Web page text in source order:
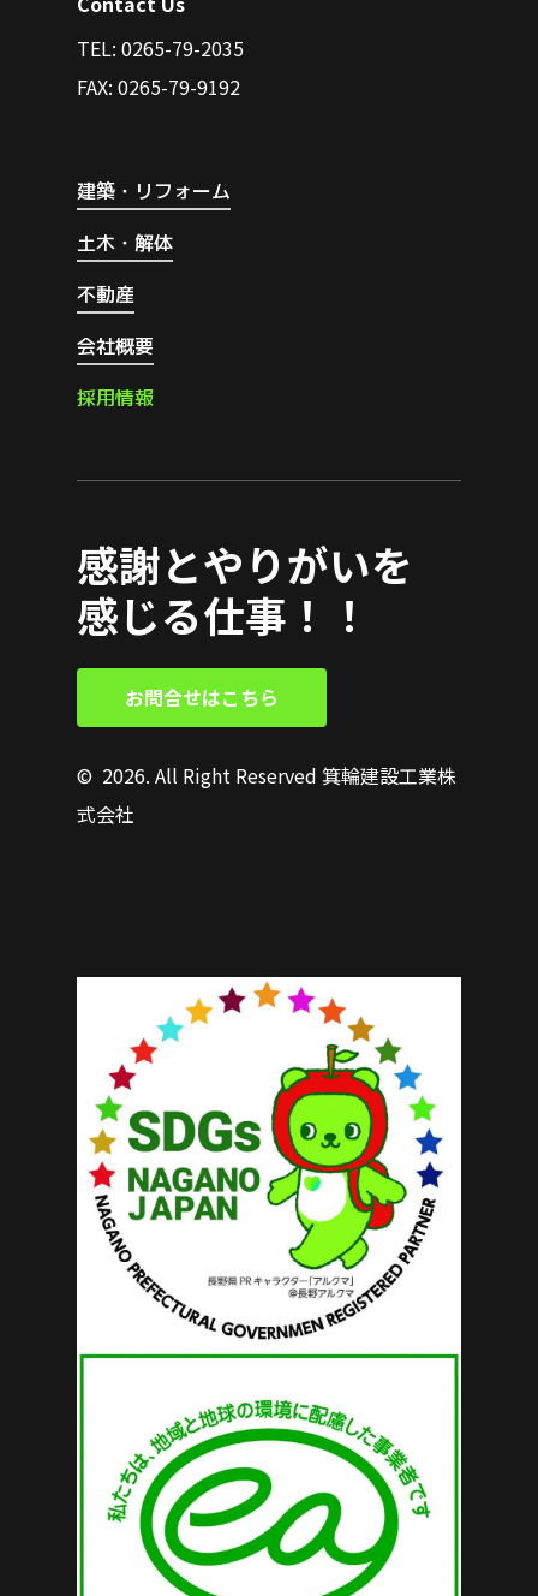
TEL: 0265-79-2035
FAX: 0265-79-9192
建築・リフォーム
土木・解体
不動産
会社概要
採用情報
感謝とやりがいを
感じる仕事！！
お問合せはこ ちら
© 2026. All Right Reserved 箕輪建設工業株
式会社